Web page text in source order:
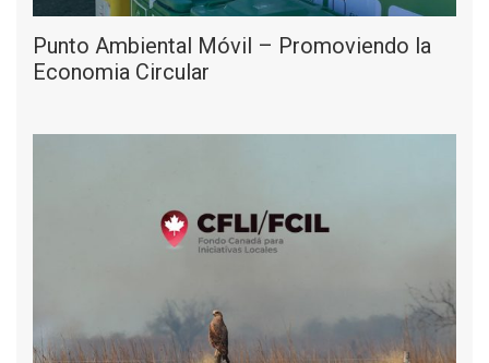
Punto Ambiental Móvil – Promoviendo la
Economia Circular